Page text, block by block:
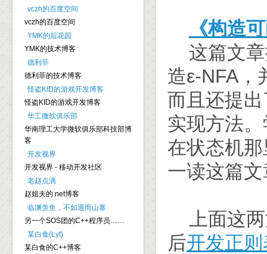
《构造
这篇文章
造ε-NFA，
而且还提
实现方法
在状态机
一读这篇
上面这两
后开发正
vczh的百度空间
vczh的百度空间
YMK的后花园
YMK的技术博客
德利菲
德利菲的技术博客
怪盗KID的游戏开发博客
怪盗KID的游戏开发博客
华工微软俱乐部
华南理工大学微软俱乐部科技部博
客
开发视界
开发视界 - 移动开发社区
老赵点滴
赵姐夫的.net博客
临渊羡鱼，不如退而山寨
另一个SOS团的C++程序员……
某白食(Lyt)
某白食的C++博客